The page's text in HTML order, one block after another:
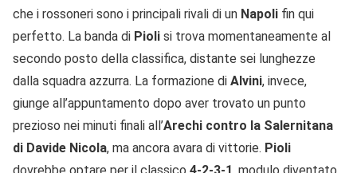
che i rossoneri sono i principali rivali di un Napoli fin qui
perfetto. La banda di Pioli si trova momentaneamente al
secondo posto della classifica, distante sei lunghezze
dalla squadra azzurra. La formazione di Alvini, invece,
giunge all’appuntamento dopo aver trovato un punto
prezioso nei minuti finali all’Arechi contro la Salernitana
di Davide Nicola, ma ancora avara di vittorie. Pioli
dovrebbe optare per il classico 4-2-3-1, modulo diventato